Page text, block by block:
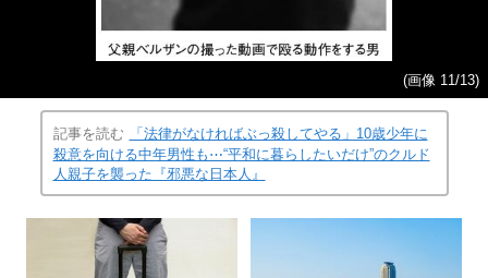
(画像 11/13)
記事を読む
「法律がなければぶっ殺してやる」10歳少年に
殺意を向ける中年男性も⋯“平和に暮らしたいだけ”のクルド
人親子を襲った『邪悪な日本人』